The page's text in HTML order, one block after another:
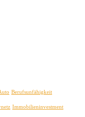
Berufsunfähigkeit
Immobilieninvestment